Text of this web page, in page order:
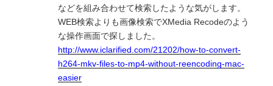
などを組み合わせて検索したような気がします。
WEB検索よりも画像検索でXMedia Recodeのよう
な操作画面で探しました。
http://www.iclarified.com/21202/how-to-convert-
h264-mkv-files-to-mp4-without-reencoding-mac-
easier